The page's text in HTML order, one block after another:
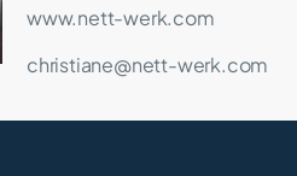
www.nett-werk.com
christiane@nett-werk.com